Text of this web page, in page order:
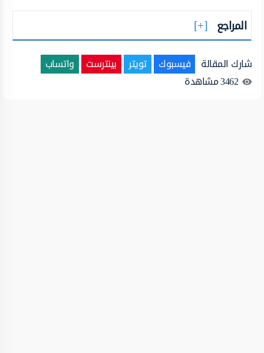
المراجع
شارك المقالة فيسبوك تويتر بينترست
واتساب
3462مشاهدة